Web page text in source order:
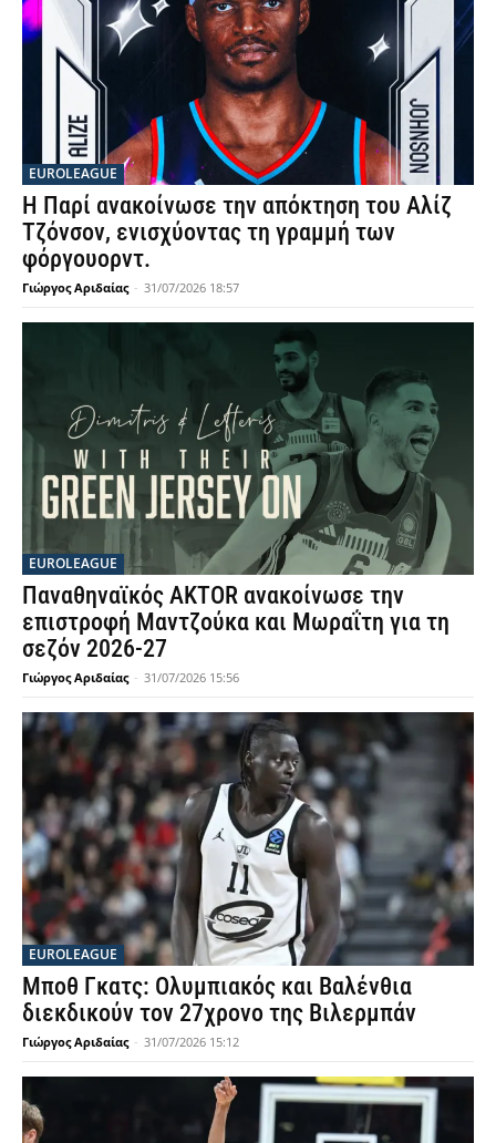
EUROLEAGUE
Η Παρί ανακοίνωσε την απόκτηση του Αλίζ
Τζόνσον, ενισχύοντας τη γραμμή των
φόργουορντ.
Γιώργος Αριδαίας - 31/07/2026 18:57
EUROLEAGUE
Παναθηναϊκός AKTOR ανακοίνωσε την
επιστροφή Μαντζούκα και Μωραΐτη για τη
σεζόν 2026-27
Γιώργος Αριδαίας - 31/07/2026 15:56
EUROLEAGUE
Μποθ Γκατς: Ολυμπιακός και Βαλένθια
διεκδικούν τον 27χρονο της Βιλερμπάν
Γιώργος Αριδαίας - 31/07/2026 15:12